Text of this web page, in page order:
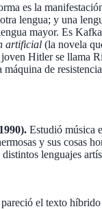
es la
lengua; y una
mayor. Es
artificial (la novela
Hitler se llama
de
Estudió música
y sus cosas
lenguajes
el texto